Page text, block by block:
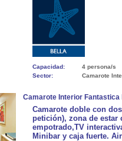
Capacidad:
4 persona/s
Sector:
Camarote
Camarote Interior Fantastica
Camarote doble con
petición), zona de estar
empotrado,TV
Minibar y caja fuerte.